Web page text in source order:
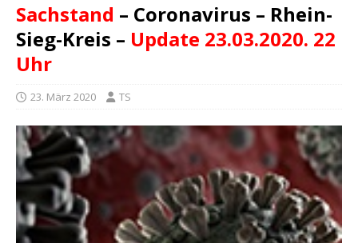
Sachstand – Coronavirus – Rhein-
Sieg-Kreis – Update 23.03.2020. 22
Uhr
23. März 2020 TS